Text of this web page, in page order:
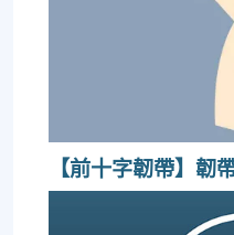
【前十字韌帶】韌